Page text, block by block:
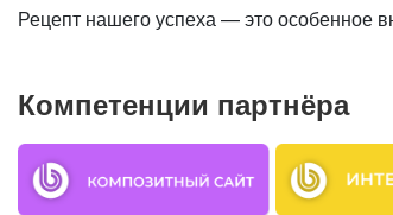
Рецепт нашего успеха — это особенное
Компетенции партнёра